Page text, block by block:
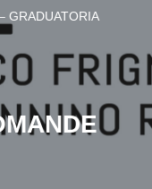
GRADUATORIA